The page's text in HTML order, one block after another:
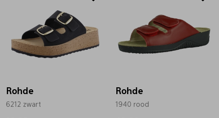
Rohde
6212 zwart
Rohde
1940 rood